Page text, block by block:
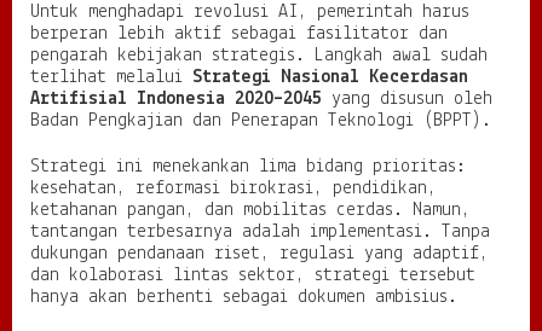
Untuk menghadapi revolusi AI, pemerintah harus
berperan lebih aktif sebagai fasilitator dan
pengarah kebijakan strategis. Langkah awal sudah
terlihat melalui Strategi Nasional Kecerdasan
Artifisial Indonesia 2020–2045 yang disusun oleh
Badan Pengkajian dan Penerapan Teknologi (BPPT).
Strategi ini menekankan lima bidang prioritas:
kesehatan, reformasi birokrasi, pendidikan,
ketahanan pangan, dan mobilitas cerdas. Namun,
tantangan terbesarnya adalah implementasi. Tanpa
dukungan pendanaan riset, regulasi yang adaptif,
dan kolaborasi lintas sektor, strategi tersebut
hanya akan berhenti sebagai dokumen ambisius.